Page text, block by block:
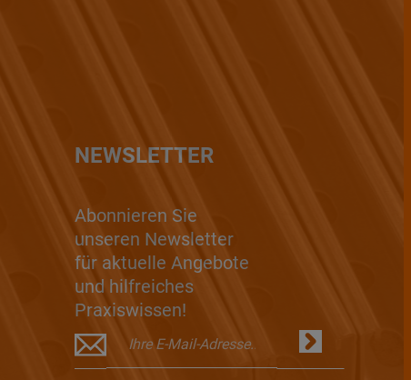
NEWSLETTER
Abonnieren Sie
unseren Newsletter
für aktuelle Angebote
und hilfreiches
Praxiswissen!